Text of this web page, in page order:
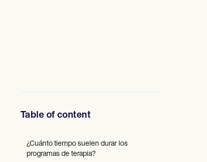
Comparación
Códigos ICD
Procedure Codes
Table of content
¿Cuánto tiempo suelen durar los
programas de terapia?